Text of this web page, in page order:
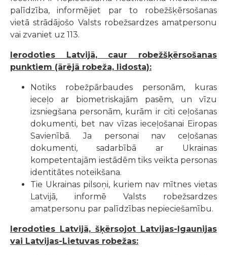
palīdzība, informējiet par to robežšķērsošanas
vietā strādājošo Valsts robežsardzes amatpersonu
vai zvaniet uz 113.
Ierodoties Latvijā, caur robežšķērsošanas
punktiem (ārējā robeža, lidosta):
Notiks robežpārbaudes personām, kuras
ieceļo ar biometriskajām pasēm, un vīzu
izsniegšana personām, kurām ir citi ceļošanas
dokumenti, bet nav vīzas ieceļošanai Eiropas
Savienībā. Ja personai nav ceļošanas
dokumenti, sadarbībā ar Ukrainas
kompetentajām iestādēm tiks veikta personas
identitātes noteikšana.
Tie Ukrainas pilsoņi, kuriem nav mītnes vietas
Latvijā, informē Valsts robežsardzes
amatpersonu par palīdzības nepieciešamību.
Ierodoties Latvijā, šķērsojot Latvijas-Igaunijas
vai Latvijas-Lietuvas robežas: